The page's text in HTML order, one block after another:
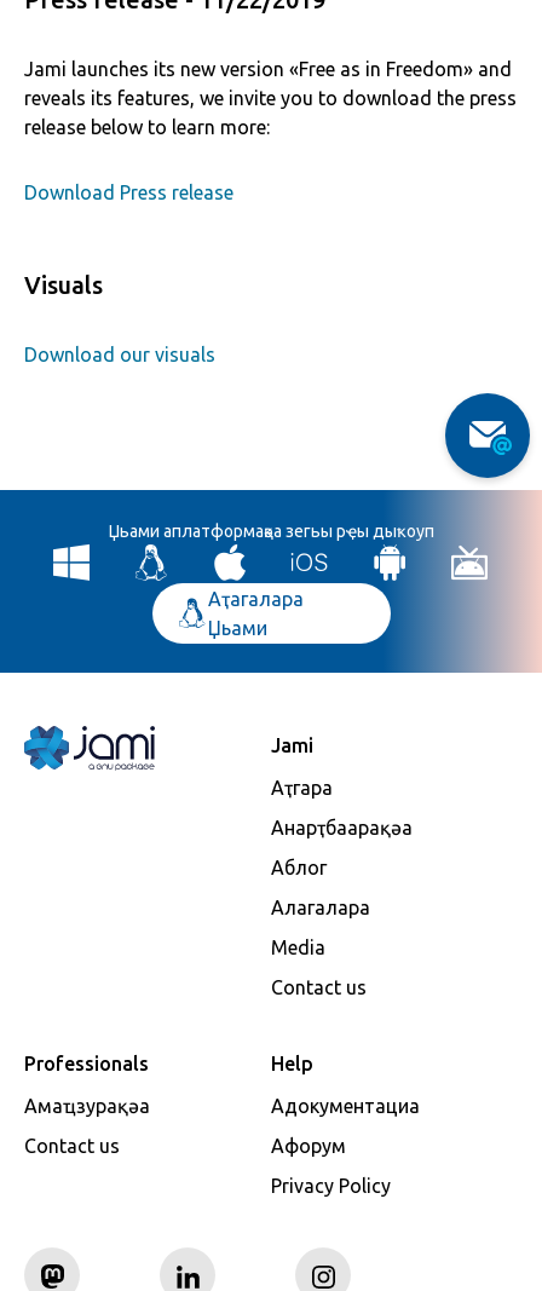
Jami launches its new version «Free as in Freedom» and
reveals its features, we invite you to download the press
release below to learn more:
Download Press release
Visuals
Download our visuals
Џьами аплатформақәа зегьы рҿы дыҟоуп
Аҭагалара
Џьами
Jami
Аҭгара
Анарҭбаарақәа
Аблог
Алагалара
Media
Contact us
Professionals
Амаҵзурақәа
Contact us
Help
Адокументациа
Афорум
Privacy Policy